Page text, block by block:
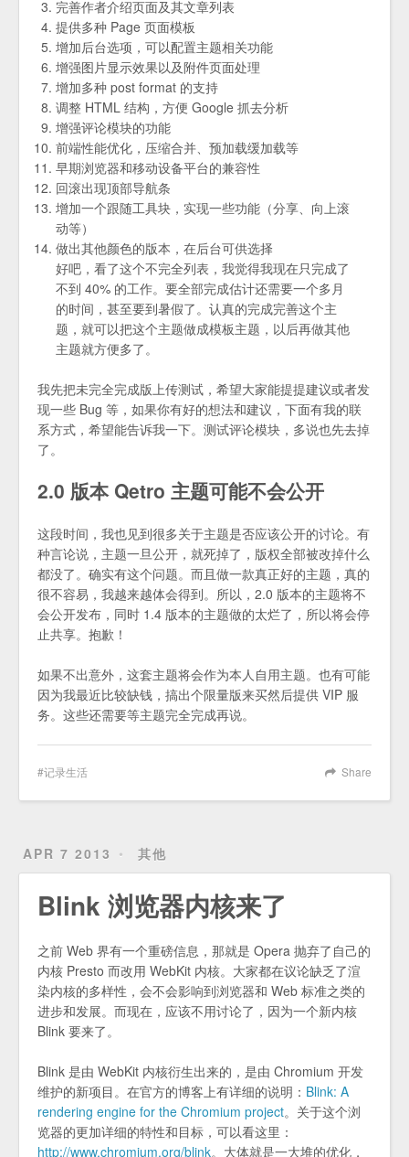
完善作者介绍页面及其文章列表
提供多种 Page 页面模板
增加后台选项，可以配置主题相关功能
增强图片显示效果以及附件页面处理
增加多种 post format 的支持
调整 HTML 结构，方便 Google 抓去分析
增强评论模块的功能
前端性能优化，压缩合并、预加载缓加载等
早期浏览器和移动设备平台的兼容性
回滚出现顶部导航条
增加一个跟随工具块，实现一些功能（分享、向上滚
动等）
做出其他颜色的版本，在后台可供选择
好吧，看了这个不完全列表，我觉得我现在只完成了
不到 40% 的工作。要全部完成估计还需要一个多月
的时间，甚至要到暑假了。认真的完成完善这个主
题，就可以把这个主题做成模板主题，以后再做其他
主题就方便多了。
我先把未完全完成版上传测试，希望大家能提提建议或者发
现一些 Bug 等，如果你有好的想法和建议，下面有我的联
系方式，希望能告诉我一下。测试评论模块，多说也先去掉
了。
2.0 版本 Qetro 主题可能不会公开
这段时间，我也见到很多关于主题是否应该公开的讨论。有
种言论说，主题一旦公开，就死掉了，版权全部被改掉什么
都没了。确实有这个问题。而且做一款真正好的主题，真的
很不容易，我越来越体会得到。所以，2.0 版本的主题将不
会公开发布，同时 1.4 版本的主题做的太烂了，所以将会停
止共享。抱歉！
如果不出意外，这套主题将会作为本人自用主题。也有可能
因为我最近比较缺钱，搞出个限量版来买然后提供 VIP 服
务。这些还需要等主题完全完成再说。
Share
记录生活
APR 7 2013 其他
Blink 浏览器内核来了
之前 Web 界有一个重磅信息，那就是 Opera 抛弃了自己的
内核 Presto 而改用 WebKit 内核。大家都在议论缺乏了渲
染内核的多样性，会不会影响到浏览器和 Web 标准之类的
进步和发展。而现在，应该不用讨论了，因为一个新内核
Blink 要来了。
Blink 是由 WebKit 内核衍生出来的，是由 Chromium 开发
维护的新项目。在官方的博客上有详细的说明： Blink: A
rendering engine for the Chromium project。关于这个浏
览器的更加详细的特性和目标，可以看这里：
http://www.chromium.org/blink。大体就是一大堆的优化，